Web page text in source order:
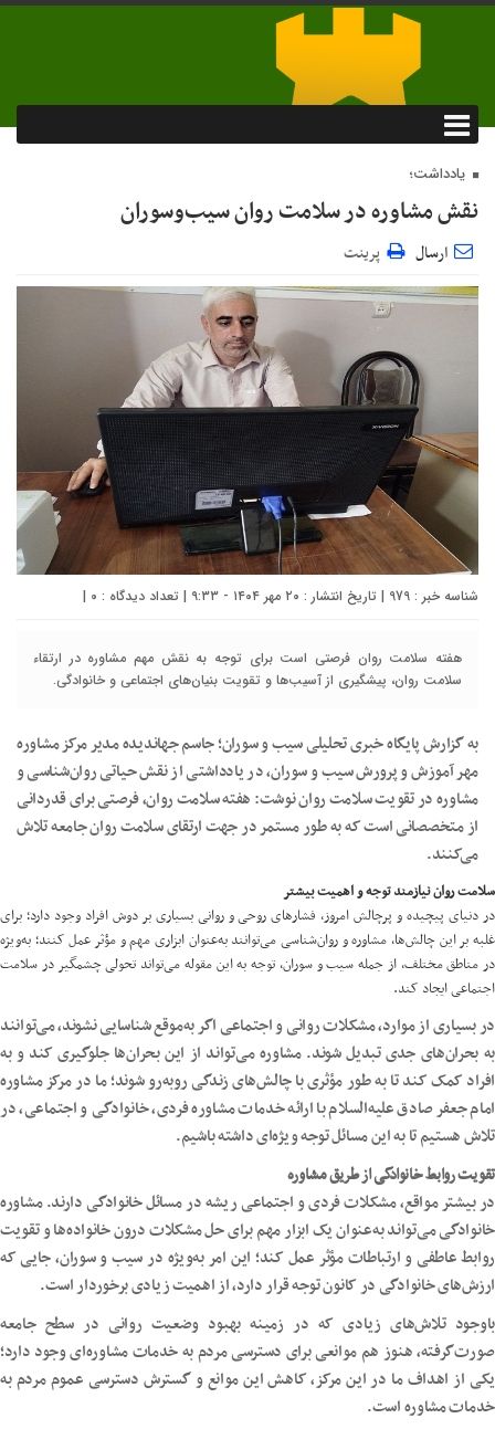
یادداشت؛
نقش مشاوره در سلامت روان سیب‌وسوران
ارسال پرینت
شناسه خبر : 979 | تاریخ انتشار : ۲۰ مهر ۱۴۰۴ - ۹:۳۳ | تعداد دیدگاه : ۰ |
هفته سلامت روان فرصتی است برای توجه به نقش مهم مشاوره در ارتقاء
سلامت روان، پیشگیری از آسیب‌ها و تقویت بنیان‌های اجتماعی و خانوادگی.
به گزارش پایگاه خبری تحلیلی سیب و سوران؛ جاسم جهاندیده مدیر مرکز مشاوره
مهر آموزش و پرورش سیب و سوران، در یادداشتی از نقش حیاتی روان‌شناسی و
مشاوره در تقویت سلامت روان نوشت: هفته سلامت روان، فرصتی برای قدردانی
از متخصصانی است که به طور مستمر در جهت ارتقای سلامت روان جامعه تلاش
می‌کنند.
سلامت روان نیازمند توجه و اهمیت بیشتر
در دنیای پیچیده و پرچالش امروز، فشارهای روحی و روانی بسیاری بر دوش افراد وجود دارد؛ برای
غلبه بر این چالش‌ها، مشاوره و روان‌شناسی می‌توانند به‌عنوان ابزاری مهم و مؤثر عمل کنند؛ به‌ویژه
در مناطق مختلف، از جمله سیب و سوران، توجه به این مقوله می‌تواند تحولی چشمگیر در سلامت
اجتماعی ایجاد کند.
در بسیاری از موارد، مشکلات روانی و اجتماعی اگر به‌موقع شناسایی نشوند، می‌توانند
به بحران‌های جدی تبدیل شوند. مشاوره می‌تواند از این بحران‌ها جلوگیری کند و به
افراد کمک کند تا به طور مؤثری با چالش‌های زندگی روبه‌رو شوند؛ ما در مرکز مشاوره
امام جعفر صادق علیه‌السلام با ارائه خدمات مشاوره فردی، خانوادگی و اجتماعی، در
تلاش هستیم تا به این مسائل توجه ویژه‌ای داشته باشیم.
تقویت روابط خانوادگی از طریق مشاوره
در بیشتر مواقع، مشکلات فردی و اجتماعی ریشه در مسائل خانوادگی دارند. مشاوره
خانوادگی می‌تواند به‌عنوان یک ابزار مهم برای حل مشکلات درون خانواده‌ها و تقویت
روابط عاطفی و ارتباطات مؤثر عمل کند؛ این امر به‌ویژه در سیب و سوران، جایی که
ارزش‌های خانوادگی در کانون توجه قرار دارد، از اهمیت زیادی برخوردار است.
باوجود تلاش‌های زیادی که در زمینه بهبود وضعیت روانی در سطح جامعه
صورت‌گرفته، هنوز هم موانعی برای دسترسی مردم به خدمات مشاوره‌ای وجود دارد؛
یکی از اهداف ما در این مرکز، کاهش این موانع و گسترش دسترسی عموم مردم به
خدمات مشاوره است.